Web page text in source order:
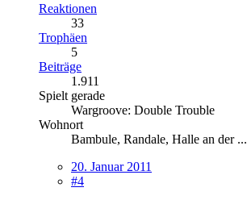
Reaktionen
33
Trophäen
5
Beiträge
1.911
Spielt gerade
Wargroove: Double Trouble
Wohnort
Bambule, Randale, Halle an der ...
20. Januar 2011
#4